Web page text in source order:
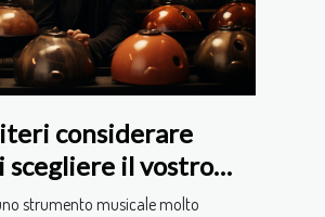
considerare
scegliere il vostro
strumento musicale molto